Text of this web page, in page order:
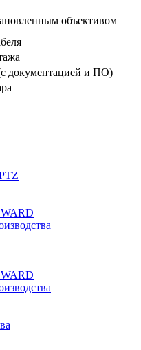
объективом
документацией и ПО)